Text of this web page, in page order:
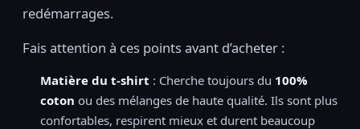
redémarrages.
Fais attention à ces points avant d’acheter :
Matière du t-shirt : Cherche toujours du 100%
coton ou des mélanges de haute qualité. Ils sont plus
confortables, respirent mieux et durent beaucoup